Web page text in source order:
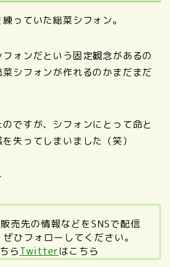
っていた総菜シフォン。
ォンだという固定観念があるの
シフォンが作れるのかまだまだ
ですが、シフォンにとって命と
失ってしまいました（笑）
売先の情報などをSNSで配信
ひフォローしてください。
らTwitterはこちら